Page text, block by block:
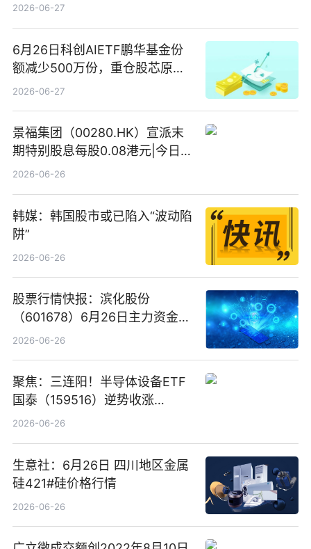
2026-06-27
6月26日科创AIETF鹏华基金份
额减少500万份，重仓股芯原股
份、寒武纪、澜起科技 观速讯
2026-06-27
景福集团（00280.HK）宣派末
期特别股息每股0.08港元|今日快
看
2026-06-26
韩媒：韩国股市或已陷入“波动陷
阱”
2026-06-26
股票行情快报：滨化股份
（601678）6月26日主力资金净
卖出5964.34万元
2026-06-26
聚焦：三连阳！半导体设备ETF
国泰（159516）逆势收涨
3.5%，近10日累计净流入超65
2026-06-26
生意社：6月26日 四川地区金属
硅421#硅价格行情
2026-06-26